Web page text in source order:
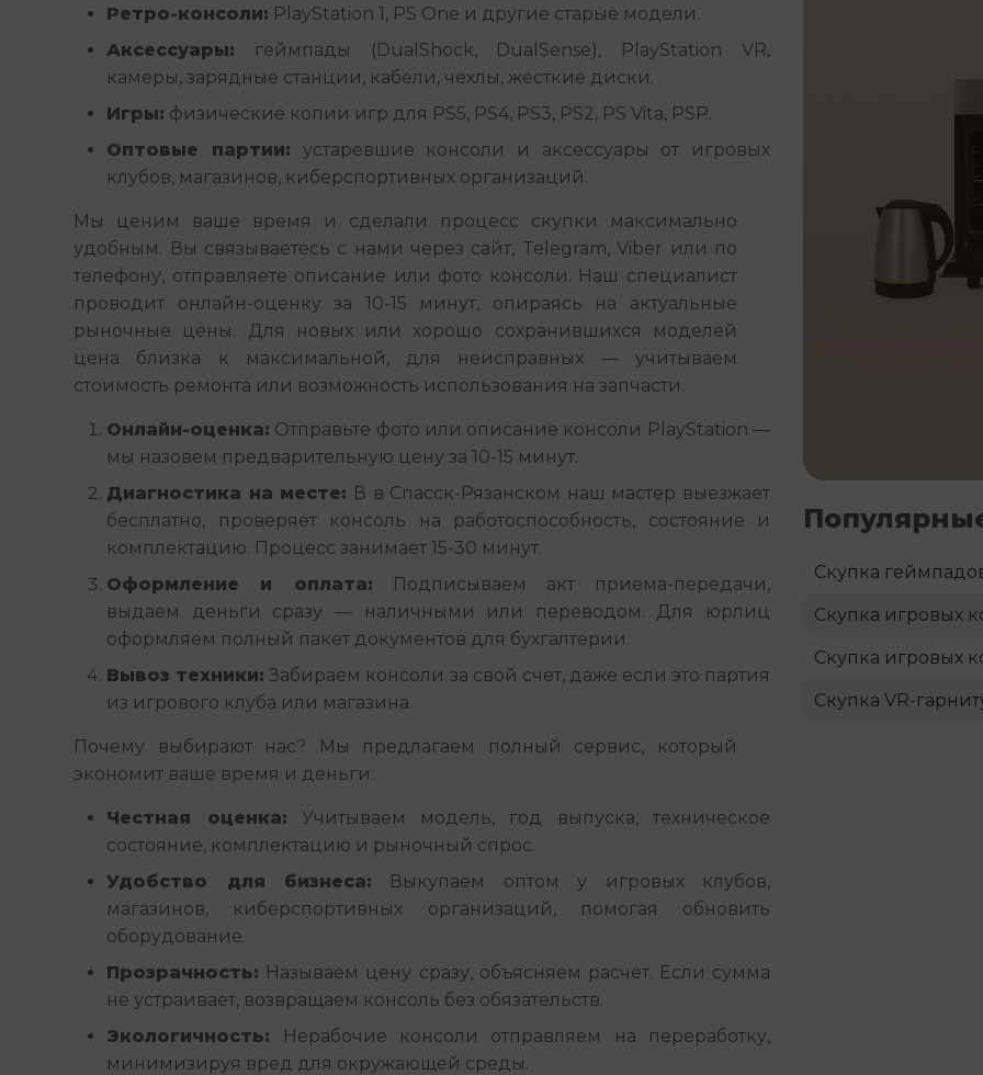
Ретро-консоли: PlayStation 1, PS One и другие старые модели.
Аксессуары: геймпады (DualShock, DualSense), PlayStation VR,
камеры, зарядные станции, кабели, чехлы, жесткие диски.
Игры: физические копии игр для PS5, PS4, PS3, PS2, PS Vita, PSP.
Оптовые партии: устаревшие консоли и аксессуары от игровых
клубов, магазинов, киберспортивных организаций.
Мы ценим ваше время и сделали процесс скупки максимально
удобным. Вы связываетесь с нами через сайт, Telegram, Viber или по
телефону, отправляете описание или фото консоли. Наш специалист
проводит онлайн-оценку за 10-15 минут, опираясь на актуальные
рыночные цены. Для новых или хорошо сохранившихся моделей
цена близка к максимальной, для неисправных — учитываем
стоимость ремонта или возможность использования на запчасти.
Онлайн-оценка: Отправьте фото или описание консоли PlayStation —
мы назовем предварительную цену за 10-15 минут.
Диагностика на месте: В в Спасск-Рязанском наш мастер выезжает
бесплатно, проверяет консоль на работоспособность, состояние и
комплектацию. Процесс занимает 15-30 минут.
Оформление и оплата: Подписываем акт приема-передачи,
выдаем деньги сразу — наличными или переводом. Для юрлиц
оформляем полный пакет документов для бухгалтерии.
Вывоз техники: Забираем консоли за свой счет, даже если это партия
из игрового клуба или магазина.
Почему выбирают нас? Мы предлагаем полный сервис, который
экономит ваше время и деньги:
Честная оценка: Учитываем модель, год выпуска, техническое
состояние, комплектацию и рыночный спрос.
Удобство для бизнеса: Выкупаем оптом у игровых клубов,
магазинов, киберспортивных организаций, помогая обновить
оборудование.
Прозрачность: Называем цену сразу, объясняем расчет. Если сумма
не устраивает, возвращаем консоль без обязательств.
Экологичность: Нерабочие консоли отправляем на переработку,
минимизируя вред для окружающей среды.
Скупка
Скупка игровых
Скупка игровых
Скупка VR-